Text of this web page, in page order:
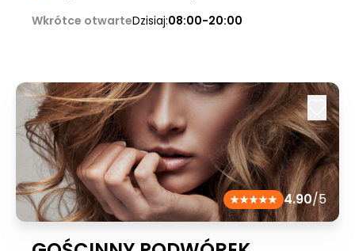
Wkrótce otwarteDzisiaj:08:00-20:00
4.90/5